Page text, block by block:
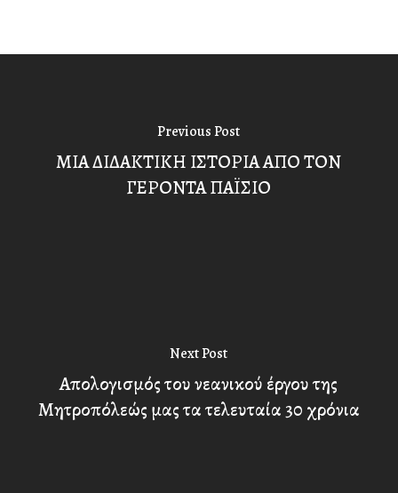
Previous Post
ΜΙΑ ΔΙΔΑΚΤΙΚΗ ΙΣΤΟΡΙΑ ΑΠΟ ΤΟΝ
ΓΕΡΟΝΤΑ ΠΑΪΣΙΟ
Next Post
Απολογισμός του νεανικού έργου της
Μητροπόλεώς μας τα τελευταία 30 χρόνια